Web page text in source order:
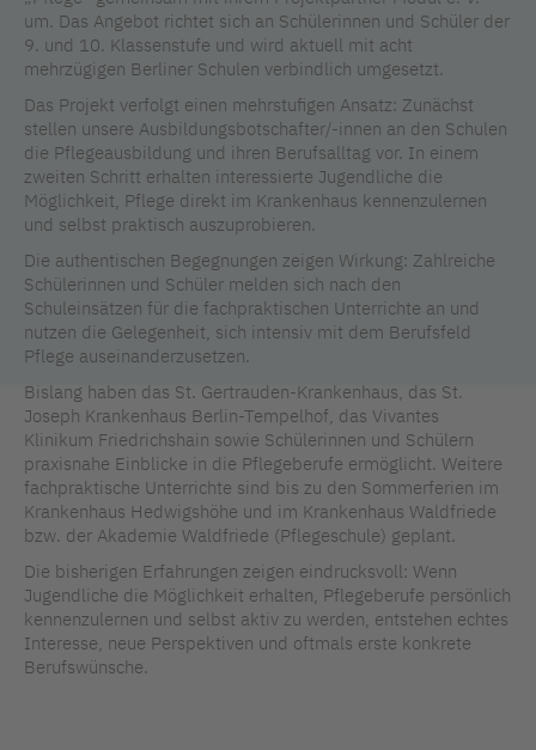
um. Das Angebot richtet sich an Schülerinnen und Schüler der
9. und 10. Klassenstufe und wird aktuell mit acht
mehrzügigen Berliner Schulen verbindlich umgesetzt.
Das Projekt verfolgt einen mehrstufigen Ansatz: Zunächst
stellen unsere Ausbildungsbotschafter/-innen an den Schulen
die Pflegeausbildung und ihren Berufsalltag vor. In einem
zweiten Schritt erhalten interessierte Jugendliche die
Möglichkeit, Pflege direkt im Krankenhaus kennenzulernen
und selbst praktisch auszuprobieren.
Die authentischen Begegnungen zeigen Wirkung: Zahlreiche
Schülerinnen und Schüler melden sich nach den
Schuleinsätzen für die fachpraktischen Unterrichte an und
nutzen die Gelegenheit, sich intensiv mit dem Berufsfeld
Pflege auseinanderzusetzen.
Bislang haben das St. Gertrauden-Krankenhaus, das St.
Joseph Krankenhaus Berlin-Tempelhof, das Vivantes
Klinikum Friedrichshain sowie Schülerinnen und Schülern
praxisnahe Einblicke in die Pflegeberufe ermöglicht. Weitere
fachpraktische Unterrichte sind bis zu den Sommerferien im
Krankenhaus Hedwigshöhe und im Krankenhaus Waldfriede
bzw. der Akademie Waldfriede (Pflegeschule) geplant.
Die bisherigen Erfahrungen zeigen eindrucksvoll: Wenn
Jugendliche die Möglichkeit erhalten, Pflegeberufe persönlich
kennenzulernen und selbst aktiv zu werden, entstehen echtes
Interesse, neue Perspektiven und oftmals erste konkrete
Berufswünsche.